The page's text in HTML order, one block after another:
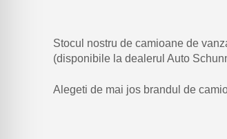
Stocul nostru de camioane de
(disponibile la dealerul Auto
Alegeti de mai jos brandul de